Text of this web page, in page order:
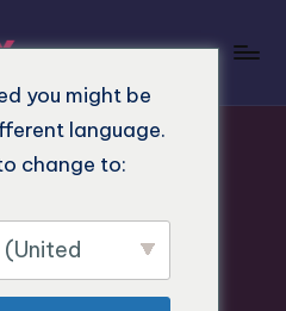
you might be
language.
change to:
(United